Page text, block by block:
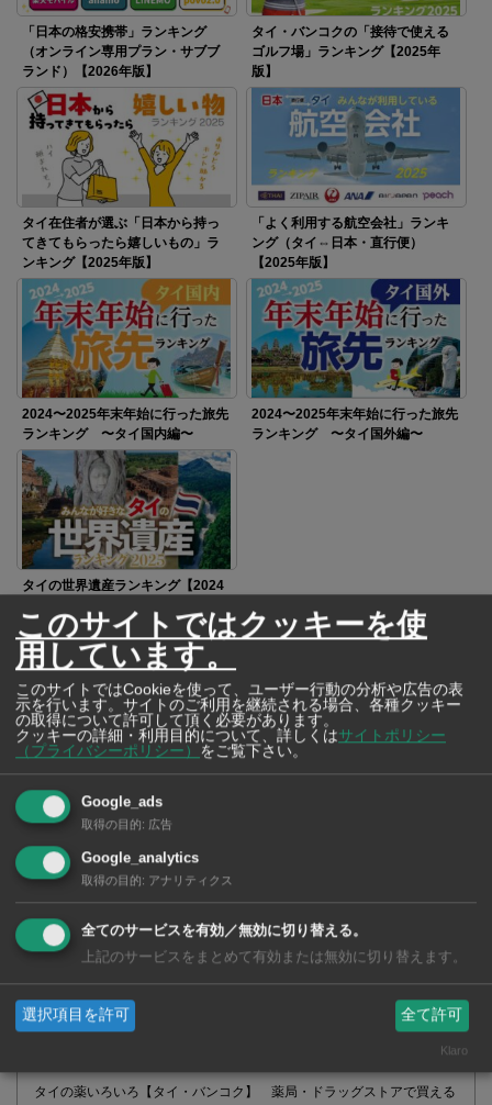
「日本の格安携帯」ランキング
（オンライン専用プラン・サブブ
ランド）【2026年版】
タイ・バンコクの「接待で使える
ゴルフ場」ランキング【2025年
版】
タイ在住者が選ぶ「日本から持っ
てきてもらったら嬉しいもの」ラ
ンキング【2025年版】
「よく利用する航空会社」ランキ
ング（タイ⇔日本・直行便）
【2025年版】
2024〜2025年末年始に行った旅先
ランキング 〜タイ国内編〜
2024〜2025年末年始に行った旅先
ランキング 〜タイ国外編〜
タイの世界遺産ランキング【2024
SNSで毎日ニュースを配信中！
タイの薬いろいろ【タイ・バンコク】 薬局・ドラッグストアで買える
このサイトではクッキーを使
用しています。
このサイトではCookieを使って、ユーザー行動の分析や広告の表
示を行います。サイトのご利用を継続される場合、各種クッキー
の取得について許可して頂く必要があります。
クッキーの詳細・利用目的について、詳しくはサイトポリシー
（プライバシーポリシー）
をご覧下さい。
Google_ads
取得の目的: 広告
Google_analytics
取得の目的: アナリティクス
全てのサービスを有効／無効に切り替える。
上記のサービスをまとめて有効または無効に切り替えます。
選択項目を許可 全て許可
Klaro